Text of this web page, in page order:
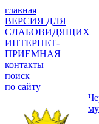
главная
ВЕРСИЯ ДЛЯ
СЛАБОВИДЯЩИХ
ИНТЕРНЕТ-
ПРИЕМНАЯ
контакты
поиск
по сайту